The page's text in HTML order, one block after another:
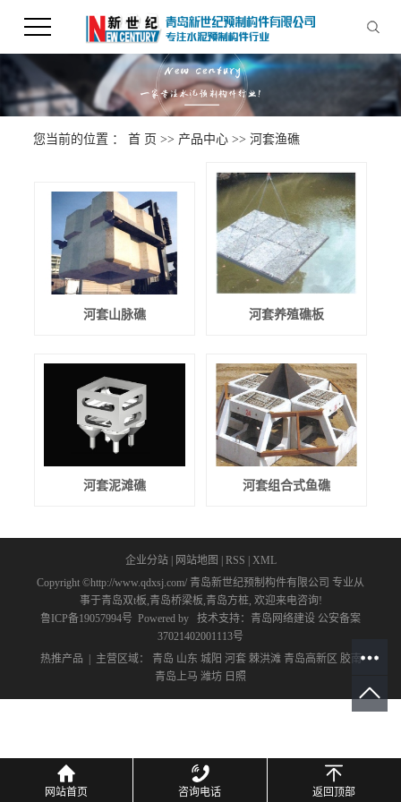
您当前的位置 ：首 页 >> 产品中心 >>河套渔礁
河套山脉礁 河套养殖礁板
河套泥滩礁 河套组合式鱼礁
网站首页 咨询电话 返回顶部
企业分站| 网站地图 RSS
XML
Copyright ©http://www.qdxsj.com/ 青岛新世纪预制构件有限公司 专业从
事于青岛双t板,青岛桥梁板,青岛方桩, 欢迎来电咨询!
鲁ICP备19057994号 Powered by 技术支持： 青岛网络建设 公安备案
37021402001113号
热推产品 | 主营区域： 青岛 山东 城阳 河套 棘洪滩 青岛高新区 胶南
青岛上马 潍坊 日照
网站首页 咨询电话 返回顶部